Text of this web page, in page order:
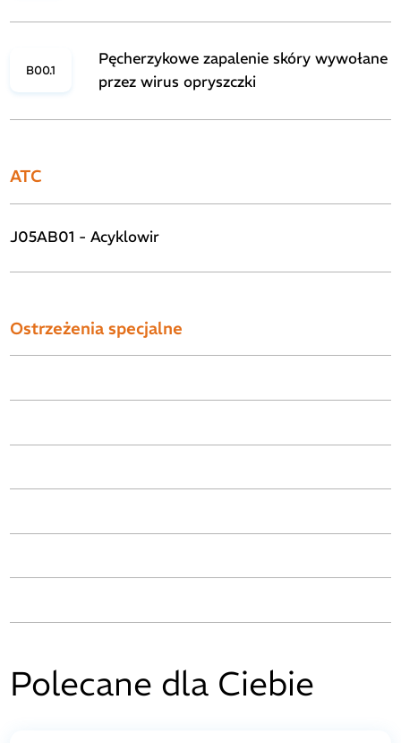
B00.1
Pęcherzykowe zapalenie skóry wywołane
przez wirus opryszczki
ATC
J05AB01 - Acyklowir
Ostrzeżenia specjalne
Polecane dla Ciebie